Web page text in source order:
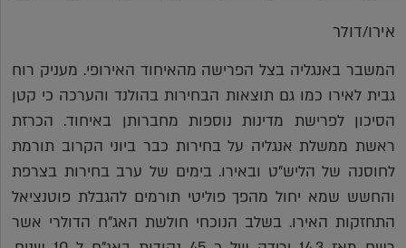
אירו/דולר
המשבר באנגליה בצל הפרישה מהאיחוד האירופי. מעניק רוח
גבית לאירו כמו גם תוצאות הבחירות בהולנד והערכה כי קטן
הסיכון לפרישת מדינות נוספות מחברותן באיחוד. הכרזת
ראשת ממשלת אנגליה על בחירות כבר ביוני הקרוב תורמת
לחוסנה של הליש"ט ובאירו. בימים של ערב בחירות בצרפת
והחשש שמא יחול מהפך פוליטי תורמים להגבלת פוטנציאל
התחזקות האירו. בשלב הנוכחי חולשת האג"ח הדולרי אשר